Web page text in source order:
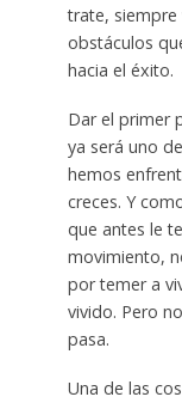
trate, siempre
obstáculos
hacia el éxito.
Dar el primer
ya será uno
hemos
creces. Y
que antes le
movimiento,
por temer a
vivido. Pero
pasa.
Una de las